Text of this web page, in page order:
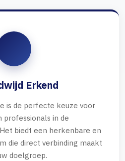
Erkend
is de perfecte keuze voor
professionals in de
biedt een herkenbare en
die direct verbinding maakt
doelgroep.